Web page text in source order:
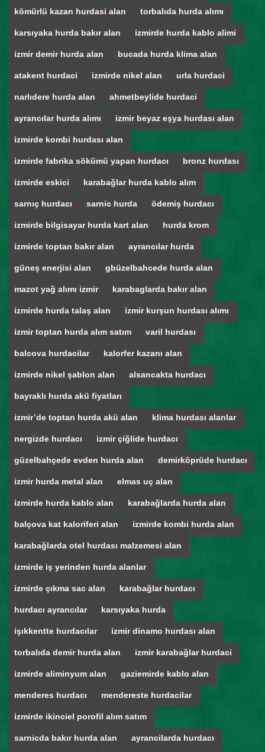
kömürlü kazan hurdasi alan torbalıda hurda alımı
karsıyaka hurda bakır alan izmirde hurda kablo alimi
izmir demir hurda alan bucada hurda klima alan
atakent hurdaci izmirde nikel alan urla hurdaci
narlıdere hurda alan ahmetbeylide hurdaci
ayrancılar hurda alımı izmir beyaz eşya hurdası alan
izmirde kombi hurdası alan
izmirde fabrika sökümü yapan hurdacı bronz hurdası
izmirde eskici karabağlar hurda kablo alım
sarnıç hurdacı sarnic hurda ödemiş hurdacı
izmirde bilgisayar hurda kart alan hurda krom
izmirde toptan bakır alan ayrancılar hurda
güneş enerjisi alan gbüzelbahcede hurda alan
mazot yağ alımı izmir karabaglarda bakır alan
izmirde hurda talaş alan izmir kurşun hurdası alımı
izmir toptan hurda alım satım varil hurdası
balcova hurdacilar kalorfer kazanı alan
izmirde nikel şablon alan alsancakta hurdacı
bayraklı hurda akü fiyatları
izmir’de toptan hurda akü alan klima hurdası alanlar
nergizde hurdacı izmir çiğlide hurdacı
güzelbahçede evden hurda alan demirköprüde hurdacı
izmir hurda metal alan elmas uç alan
izmirde hurda kablo alan karabağlarda hurda alan
balçova kat kaloriferi alan izmirde kombi hurda alan
karabağlarda otel hurdası malzemesi alan
izmirde iş yerinden hurda alanlar
izmirde çıkma sac alan karabağlar hurdacı
hurdacı ayrancılar karsıyaka hurda
işıkkentte hurdacılar izmir dinamo hurdası alan
torbalıda demir hurda alan izmir karabağlar hurdaci
izmirde aliminyum alan gaziemirde kablo alan
menderes hurdacı mendereste hurdacilar
izmirde ikinciel porofil alım satım
sarnicda bakır hurda alan ayrancilarda hurdacı